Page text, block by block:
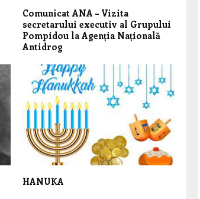
Comunicat ANA – Vizita
secretarului executiv al Grupului
Pompidou la Agenția Națională
Antidrog
HANUKA